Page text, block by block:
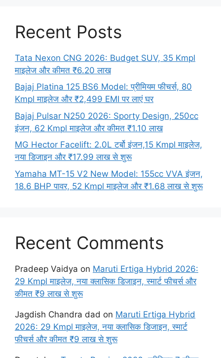
Recent Posts
Tata Nexon CNG 2026: Budget SUV, 35 Kmpl
माइलेज और कीमत ₹6.20 लाख
Bajaj Platina 125 BS6 Model: प्रीमियम फीचर्स, 80
Kmpl माइलेज और ₹2,499 EMI पर लाएं घर
Bajaj Pulsar N250 2026: Sporty Design, 250cc
इंजन, 62 Kmpl माइलेज और कीमत ₹1.10 लाख
MG Hector Facelift: 2.0L टर्बो इंजन,15 Kmpl माइलेज,
नया डिजाइन और ₹17.99 लाख से शुरू
Yamaha MT-15 V2 New Model: 155cc VVA इंजन,
18.6 BHP पावर, 52 Kmpl माइलेज और ₹1.68 लाख से शुरू
Recent Comments
Pradeep Vaidya on Maruti Ertiga Hybrid 2026:
29 Kmpl माइलेज, नया क्लासिक डिजाइन, स्मार्ट फीचर्स और
कीमत ₹9 लाख से शुरू
Jagdish Chandra dad on Maruti Ertiga Hybrid
2026: 29 Kmpl माइलेज, नया क्लासिक डिजाइन, स्मार्ट
फीचर्स और कीमत ₹9 लाख से शुरू